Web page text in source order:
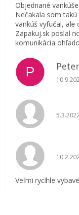
Objednané
Nečakala som takú
vankúš vyfučal, ale
Zapakuj.sk poslal
komunikácia
P Peter
Veľmi ryclhle